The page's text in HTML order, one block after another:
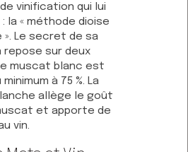
vinification qui lui
la « méthode dioise
Le secret de sa
repose sur deux
muscat blanc est
à 75 %. La
allège le goût
et apporte de
vin.